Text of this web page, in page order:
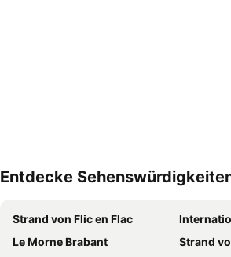
Entdecke
Strand von Flic en Flac
Internationaler
Le Morne Brabant
Strand